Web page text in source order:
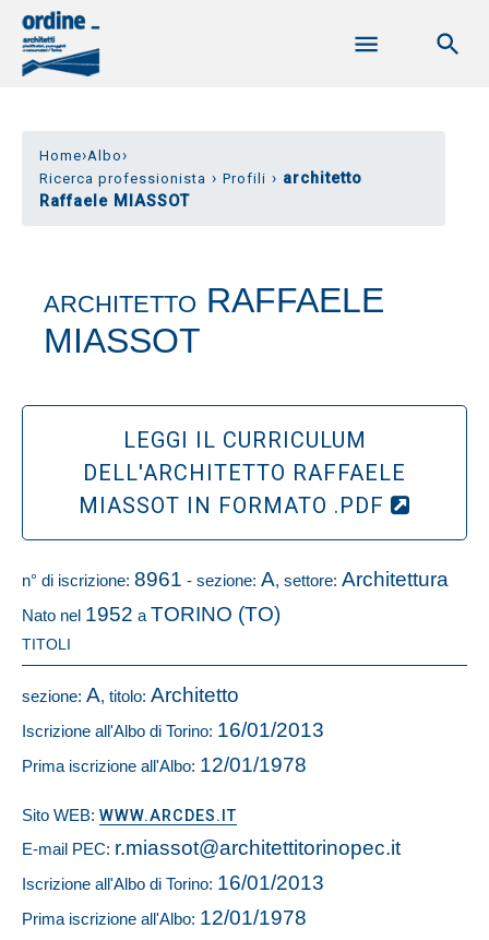
Home›Albo›
Ricerca professionista › Profili › architetto
Raffaele MIASSOT
ARCHITETTO RAFFAELE
MIASSOT
LEGGI IL CURRICULUM
DELL'ARCHITETTO RAFFAELE
MIASSOT IN FORMATO .PDF
n° di iscrizione: 8961 - sezione: A, settore: Architettura
Nato nel 1952 a TORINO (TO)
TITOLI
sezione: A, titolo: Architetto
Iscrizione all'Albo di Torino: 16/01/2013
Prima iscrizione all'Albo: 12/01/1978
Sito WEB: WWW.ARCDES.IT
E-mail PEC: r.miassot@architettitorinopec.it
Iscrizione all'Albo di Torino: 16/01/2013
Prima iscrizione all'Albo: 12/01/1978